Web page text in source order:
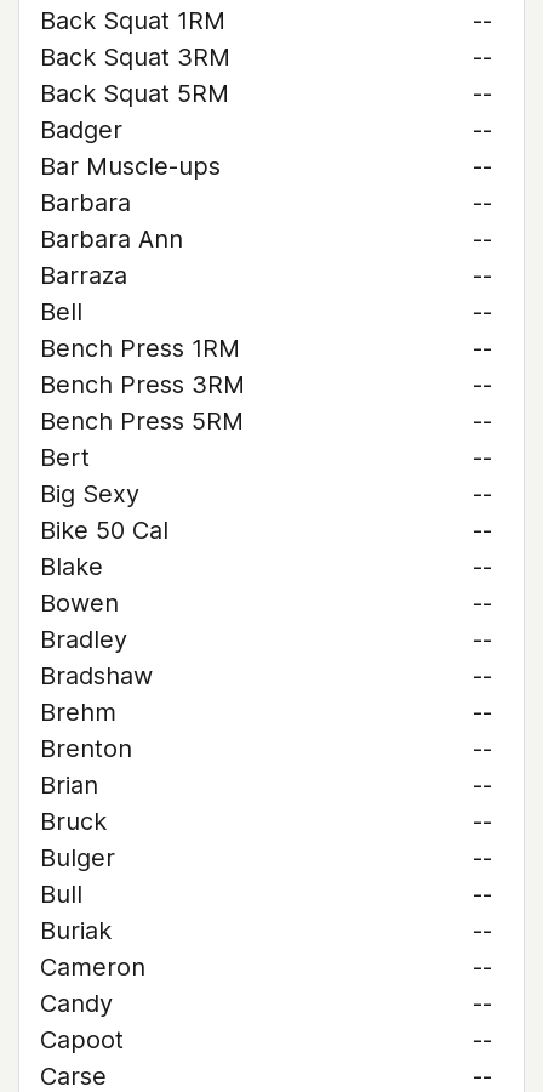
Back Squat 1RM
--
Back Squat 3RM
--
Back Squat 5RM
--
Badger
--
Bar Muscle-ups
--
Barbara
--
Barbara Ann
--
Barraza
--
Bell
--
Bench Press 1RM
--
Bench Press 3RM
--
Bench Press 5RM
--
Bert
--
Big Sexy
--
Bike 50 Cal
--
Blake
--
Bowen
--
Bradley
--
Bradshaw
--
Brehm
--
Brenton
--
Brian
--
Bruck
--
Bulger
--
Bull
--
Buriak
--
Cameron
--
Candy
--
Capoot
--
Carse
--